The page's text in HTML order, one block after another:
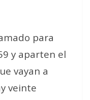
para
y aparten el
vayan a
veinte